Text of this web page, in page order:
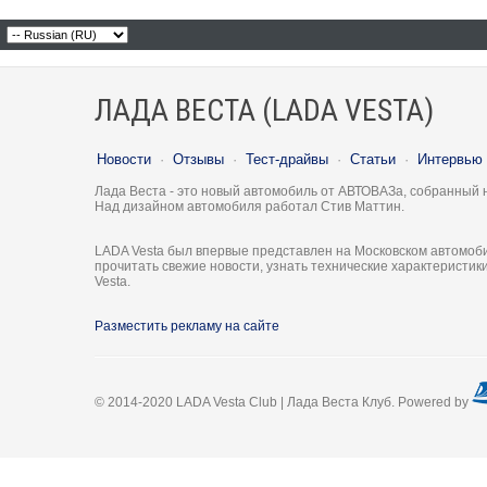
ЛАДА ВЕСТА (LADA VESTA)
Новости · Отзывы · Тест-драйвы · Статьи · Интервью
Лада Веста - это новый автомобиль от АВТОВАЗа, собранный
Над дизайном автомобиля работал Стив Маттин.
LADA Vesta был впервые представлен на Московском
прочитать свежие новости, узнать технические
Vesta.
Разместить рекламу на сайте
© 2014-2020 LADA Vesta Club | Лада Веста Клуб. Powered by